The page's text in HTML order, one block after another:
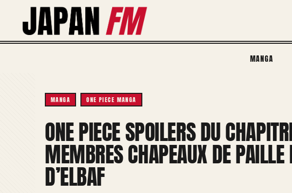
contenu
MANGA
MANGA ONE PIECE MANGA
ONE PIECE SPOILERS DU
MEMBRES CHAPEAUX DE PAILLE
D’ELBAF